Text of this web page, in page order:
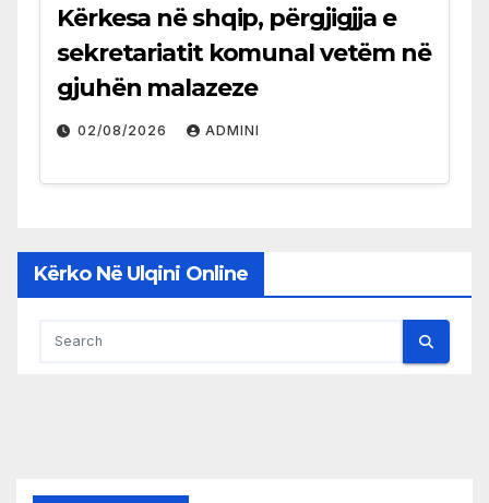
Kërkesa në shqip, përgjigjja e
sekretariatit komunal vetëm në
gjuhën malazeze
02/08/2026 ADMINI
Kërko Në Ulqini Online